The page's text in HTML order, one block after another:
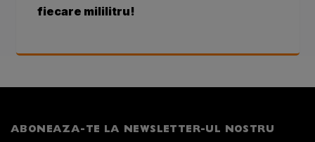
fiecare mililitru!
ABONEAZA-TE LA NEWSLETTER-UL NOSTRU